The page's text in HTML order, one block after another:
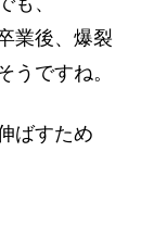
業後、爆裂
ですね。
ばすため